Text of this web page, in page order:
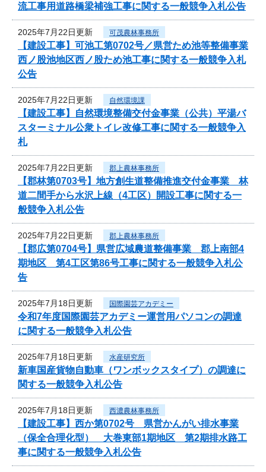
流工事用道路橋梁補強工事に関する一般競争入札公告
2025年7月22日更新 可茂農林事務所
【建設工事】可池工第0702号／県営ため池等整備事業
西ノ股池地区西ノ股ため池工事に関する一般競争入札
公告
2025年7月22日更新 自然環境課
【建設工事】自然環境整備交付金事業（公共）平湯バ
スターミナル公衆トイレ改修工事に関する一般競争入
札
2025年7月22日更新 郡上農林事務所
【郡林第0703号】地方創生道整備推進交付金事業 林
道二間手から水沢上線（4工区）開設工事に関する一
般競争入札公告
2025年7月22日更新 郡上農林事務所
【郡広第0704号】県営広域農道整備事業 郡上南部4
期地区 第4工区第86号工事に関する一般競争入札公
告
2025年7月18日更新 国際園芸アカデミー
令和7年度国際園芸アカデミー運営用パソコンの調達
に関する一般競争入札公告
2025年7月18日更新 水産研究所
新車国産貨物自動車（ワンボックスタイプ）の調達に
関する一般競争入札公告
2025年7月18日更新 西濃農林事務所
【建設工事】西か第0702号 県営かんがい排水事業
（保全合理化型） 大巻東部1期地区 第2期排水路工
事に関する一般競争入札公告